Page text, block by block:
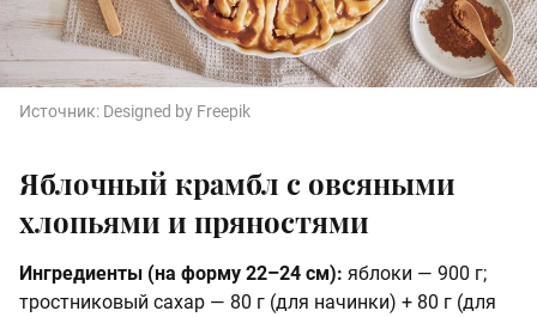
Источник: Designed by Freepik
Яблочный крамбл с овсяными
хлопьями и пряностями
Ингредиенты (на форму 22–24 см): яблоки — 900 г;
тростниковый сахар — 80 г (для начинки) + 80 г (для